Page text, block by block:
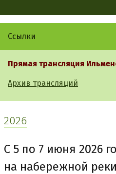
Ссылки
Прямая трансляция
Архив трансляций
2026
С 5 по 7 июня 2026
на набережной